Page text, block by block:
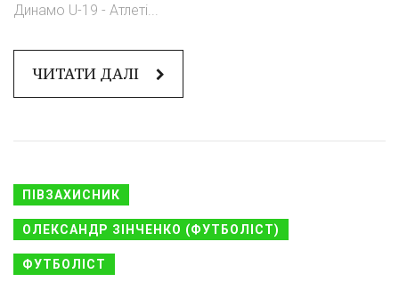
Динамо U-19 - Атлеті...
ЧИТАТИ ДАЛІ
ПІВЗАХИСНИК
ОЛЕКСАНДР ЗІНЧЕНКО (ФУТБОЛІСТ)
ФУТБОЛІСТ